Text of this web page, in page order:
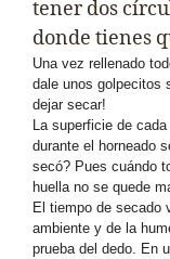
tener dos
donde tienes
Una vez rellenado
dale unos golpecitos
dejar secar!
La superficie de
durante el horneado
secó? Pues cuándo
huella no se quede
El tiempo de secado
ambiente y de la
prueba del dedo. En